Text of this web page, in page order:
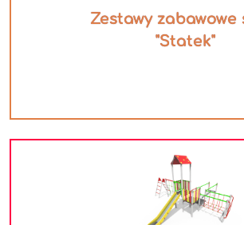
Zestawy zabawowe
"Statek"